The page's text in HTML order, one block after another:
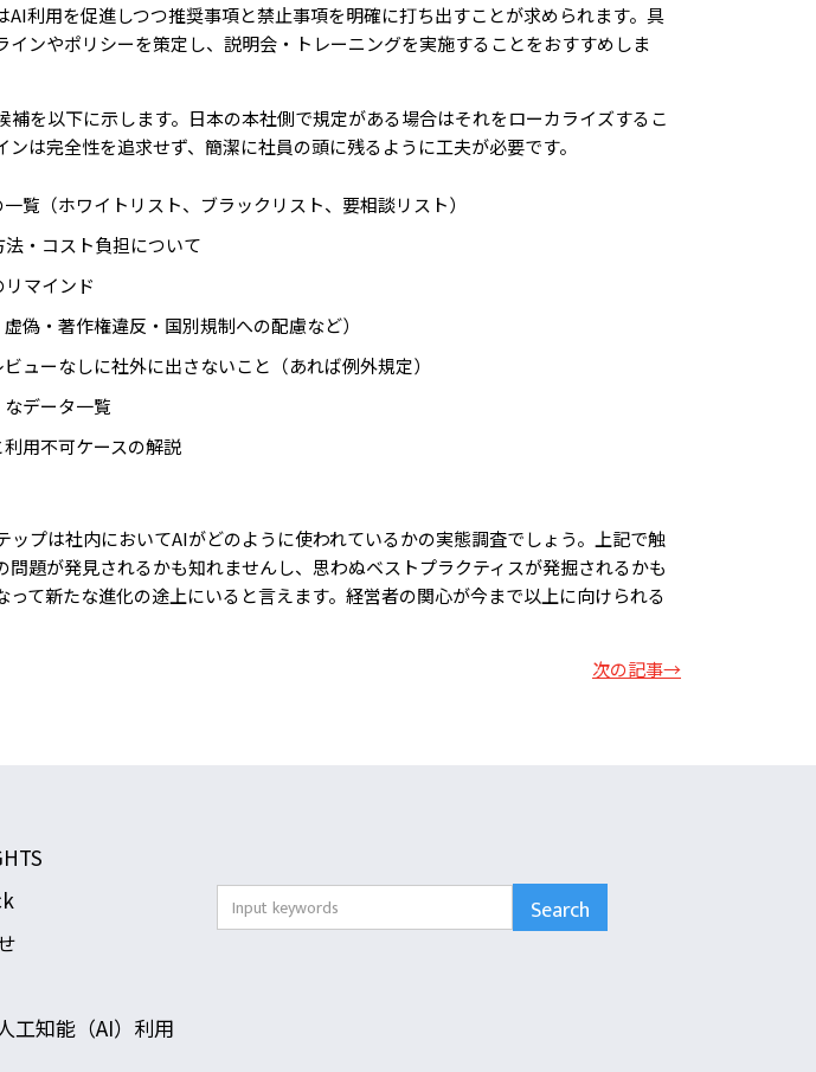
AI利用を促進しつつ推奨事項と禁止事項を明確に打ち出すことが求められます。具
ンやポリシーを策定し、説明会・トレーニングを実施することをおすすめしま
補を以下に示します。日本の本社側で規定がある場合はそれをローカライズするこ
は完全性を追求せず、簡潔に社員の頭に残るように工夫が必要です。
覧（ホワイトリスト、ブラックリスト、要相談リスト）
・コスト負担について
マインド
偽・著作権違反・国別規制への配慮など）
ューなしに社外に出さないこと（あれば例外規定）
データ一覧
用不可ケースの解説
ップは社内においてAIがどのように使われているかの実態調査でしょう。上記で触
問題が発見されるかも知れませんし、思わぬベストプラクティスが発掘されるかも
て新たな進化の途上にいると言えます。経営者の関心が今まで以上に向けられる
次の記事→
工知能（AI）利用